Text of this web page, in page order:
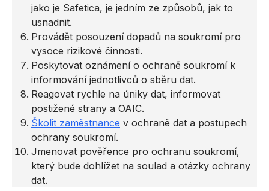
jako je Safetica, je jedním ze způsobů, jak to
usnadnit.
Provádět posouzení dopadů na soukromí pro
vysoce rizikové činnosti.
Poskytovat oznámení o ochraně soukromí k
informování jednotlivců o sběru dat.
Reagovat rychle na úniky dat, informovat
postižené strany a OAIC.
Školit zaměstnance v ochraně dat a postupech
ochrany soukromí.
Jmenovat pověřence pro ochranu soukromí,
který bude dohlížet na soulad a otázky ochrany
dat.